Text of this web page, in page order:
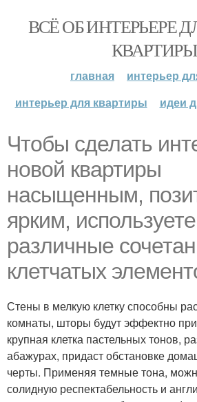
ВСЁ ОБ ИНТЕРЬЕРЕ
КВАРТИРЫ
главная
интерьер
интерьер для квартиры
идеи
Чтобы сделать
новой квартиры
насыщенным,
ярким, используете
различные
клетчатых
Стены в мелкую клетку способны
комнаты, шторы будут эффектно
крупная клетка пастельных тонов,
абажурах, придаст обстановке
черты. Применяя темные тона,
солидную респектабельность и